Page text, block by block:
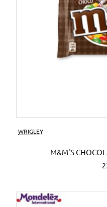
WRIGLEY
M&M'S